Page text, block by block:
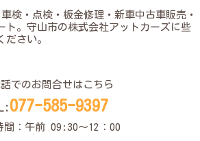
検・点検・板金修理・新車中古車販売・
ト。守山市の株式会社アットカーズに些
ださい。
でのお問合せはこちら
077-585-9397
間：午前 09:30〜12：00